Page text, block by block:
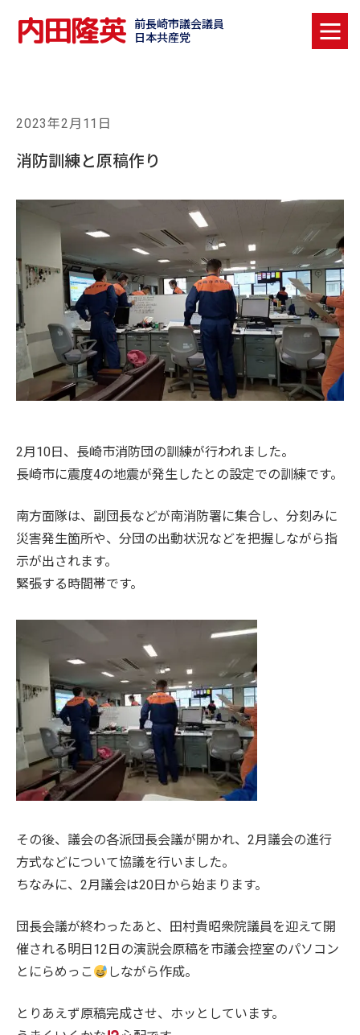
内田隆英
前長崎市議会議員
日本共産党
2023年2月11日
消防訓練と原稿作り
2月10日、長崎市消防団の訓練が行われました。
長崎市に震度4の地震が発生したとの設定での訓練です。
南方面隊は、副団長などが南消防署に集合し、分刻みに
災害発生箇所や、分団の出動状況などを把握しながら指
示が出されます。
緊張する時間帯です。
その後、議会の各派団長会議が開かれ、2月議会の進行
方式などについて協議を行いました。
ちなみに、2月議会は20日から始まります。
団長会議が終わったあと、田村貴昭衆院議員を迎えて開
催される明日12日の演説会原稿を市議会控室のパソコン
とにらめっこ
しながら作成。
とりあえず原稿完成させ、ホッとしています。